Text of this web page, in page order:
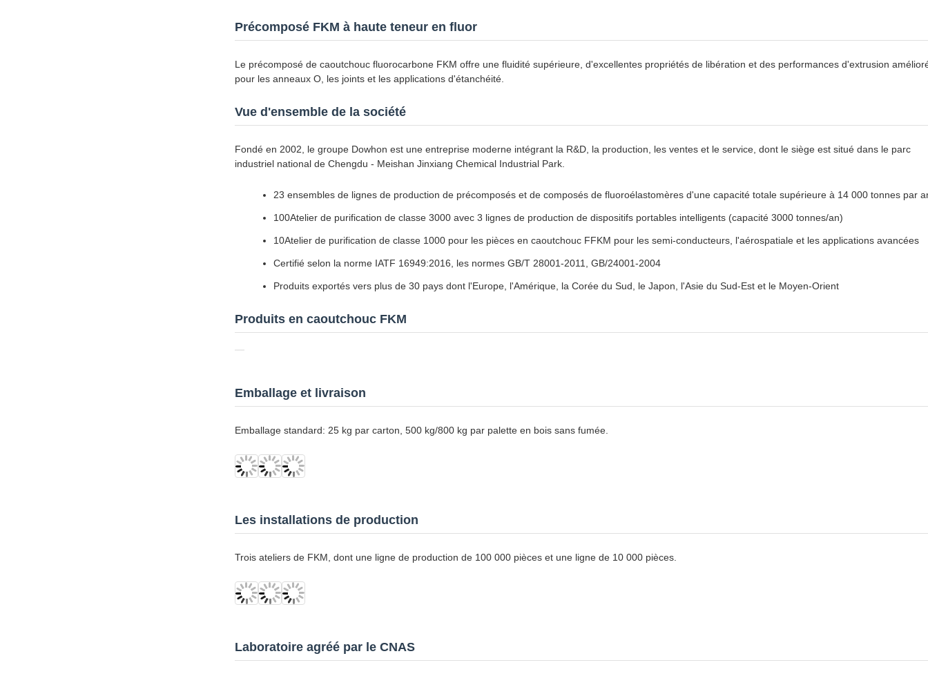
Précomposé FKM à haute teneur en fluor
Le précomposé de caoutchouc fluorocarbone FKM offre une fluidité supérieure, d'excellentes propriétés de libération et des performances d'extrusion
pour les anneaux O, les joints et les applications d'étanchéité.
Vue d'ensemble de la société
Fondé en 2002, le groupe Dowhon est une entreprise moderne intégrant la R&D, la production, les ventes et le service, dont le siège est situé dans le parc
industriel national de Chengdu - Meishan Jinxiang Chemical Industrial Park.
23 ensembles de lignes de production de précomposés et de composés de fluoroélastomères d'une capacité totale supérieure à 14 000 tonnes par
100Atelier de purification de classe 3000 avec 3 lignes de production de dispositifs portables intelligents (capacité 3000 tonnes/an)
10Atelier de purification de classe 1000 pour les pièces en caoutchouc FFKM pour les semi-conducteurs, l'aérospatiale et les applications avancées
Certifié selon la norme IATF 16949:2016, les normes GB/T 28001-2011, GB/24001-2004
Produits exportés vers plus de 30 pays dont l'Europe, l'Amérique, la Corée du Sud, le Japon, l'Asie du Sud-Est et le Moyen-Orient
Produits en caoutchouc FKM
Emballage et livraison
Emballage standard: 25 kg par carton, 500 kg/800 kg par palette en bois sans fumée.
Les installations de production
Trois ateliers de FKM, dont une ligne de production de 100 000 pièces et une ligne de 10 000 pièces.
Laboratoire agréé par le CNAS